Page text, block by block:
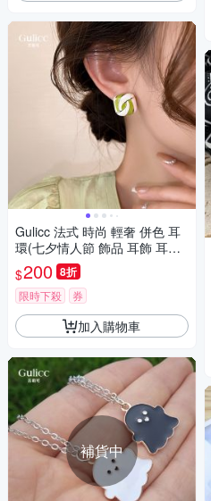
Gulicc 法式 時尚 輕奢 併色 耳
環(七夕情人節 飾品 耳飾 耳釘
耳扣 耳環 生日禮物 )
$200 8折
限時下殺 券
加入購物車
補貨中